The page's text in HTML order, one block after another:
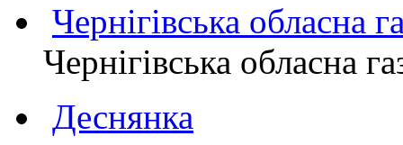
Чернігівська обласна
Чернігівська обласна
Деснянка